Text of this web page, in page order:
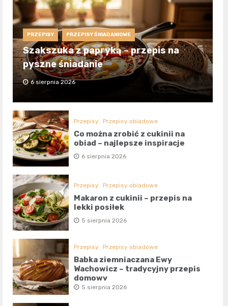
PRZEPISY PRZEPISY ŚNIADANIOWE
Szakszuka z papryką – przepis na
pyszne śniadanie
6 sierpnia 2026
Przepisy Przepisy obiadowe
Co można zrobić z cukinii na
obiad – najlepsze inspiracje
6 sierpnia 2026
Przepisy Przepisy obiadowe
Makaron z cukinii – przepis na
lekki posiłek
5 sierpnia 2026
Przepisy Przepisy obiadowe
Babka ziemniaczana Ewy
Wachowicz – tradycyjny przepis
domowy
5 sierpnia 2026